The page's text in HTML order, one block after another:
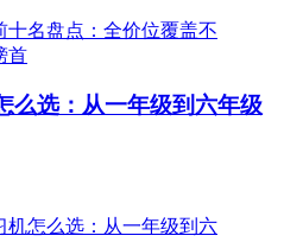
么选：从一年级到六年级